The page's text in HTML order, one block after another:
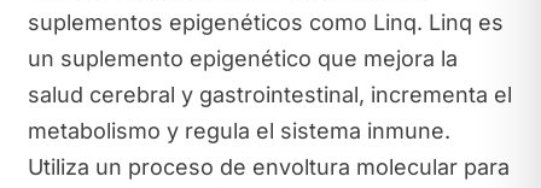
suplementos epigenéticos como Linq. Linq es
un suplemento epigenético que mejora la
salud cerebral y gastrointestinal, incrementa el
metabolismo y regula el sistema inmune.
Utiliza un proceso de envoltura molecular para